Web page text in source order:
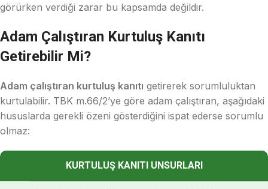
görürken verdiği zarar bu kapsamda değildir.
Adam Çalıştıran Kurtuluş Kanıtı
Getirebilir Mi?
Adam çalıştıran kurtuluş kanıtı getirerek sorumluluktan
kurtulabilir. TBK m.66/2’ye göre adam çalıştıran, aşağıdaki
hususlarda gerekli özeni gösterdiğini ispat ederse sorumlu
olmaz:
KURTULUŞ KANITI UNSURLARI